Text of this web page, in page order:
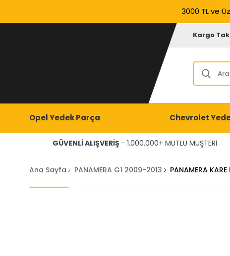
3000 TL ve
Kargo
Opel Yedek Parça Chevrolet
GÜVENLİ ALIŞVERİŞ - 1.000.000+ MUTLU MÜŞTERİ
Ana Sayfa PANAMERA G1 2009-2013 PANAMERA